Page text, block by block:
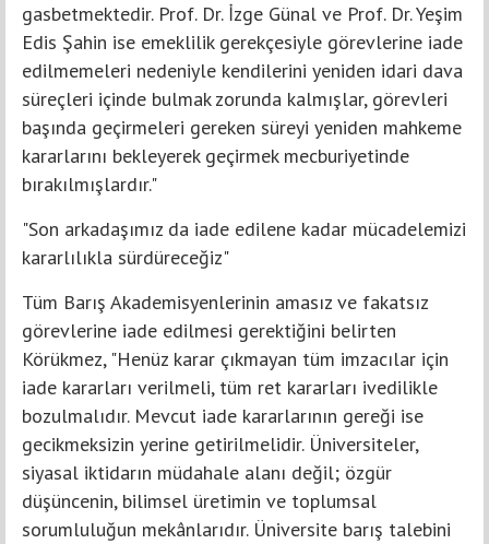
gasbetmektedir. Prof. Dr. İzge Günal ve Prof. Dr. Yeşim
Edis Şahin ise emeklilik gerekçesiyle görevlerine iade
edilmemeleri nedeniyle kendilerini yeniden idari dava
süreçleri içinde bulmak zorunda kalmışlar, görevleri
başında geçirmeleri gereken süreyi yeniden mahkeme
kararlarını bekleyerek geçirmek mecburiyetinde
bırakılmışlardır."
"Son arkadaşımız da iade edilene kadar mücadelemizi
kararlılıkla sürdüreceğiz"
Tüm Barış Akademisyenlerinin amasız ve fakatsız
görevlerine iade edilmesi gerektiğini belirten
Körükmez, "Henüz karar çıkmayan tüm imzacılar için
iade kararları verilmeli, tüm ret kararları ivedilikle
bozulmalıdır. Mevcut iade kararlarının gereği ise
gecikmeksizin yerine getirilmelidir. Üniversiteler,
siyasal iktidarın müdahale alanı değil; özgür
düşüncenin, bilimsel üretimin ve toplumsal
sorumluluğun mekânlarıdır. Üniversite barış talebini